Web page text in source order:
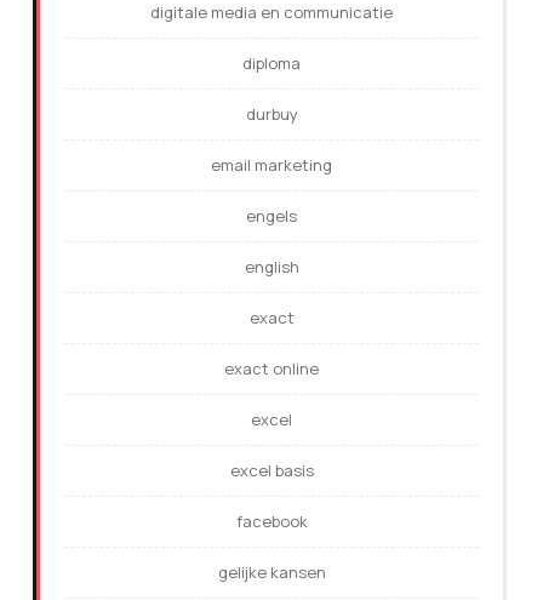
digitale media en communicatie
diploma
durbuy
email marketing
engels
english
exact
exact online
excel
excel basis
facebook
gelijke kansen